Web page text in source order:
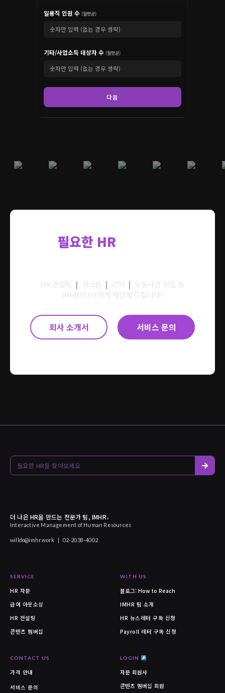
일용직 인원 수 (월평균)
기타/사업소득 대상자 수 (월평균)
다음
필요한 HR
| | |
회사 소개서 서비스 문의
더 나은 HR을 만드는 전문가 팀, IMHR.
Interactive Management of Human Resources
willdo@imhr.work | 02-2038-4002
SERVICE
HR 자문
급여 아웃소싱
HR 컨설팅
콘텐츠 멤버십
CONTACT US
가격 안내
서비스 문의
WITH US
블로그: How to Reach
IMHR 팀 소개
HR 뉴스레터 구독 신청
Payroll 레터 구독 신청
LOGIN
자문 회원사
콘텐츠 멤버십 회원